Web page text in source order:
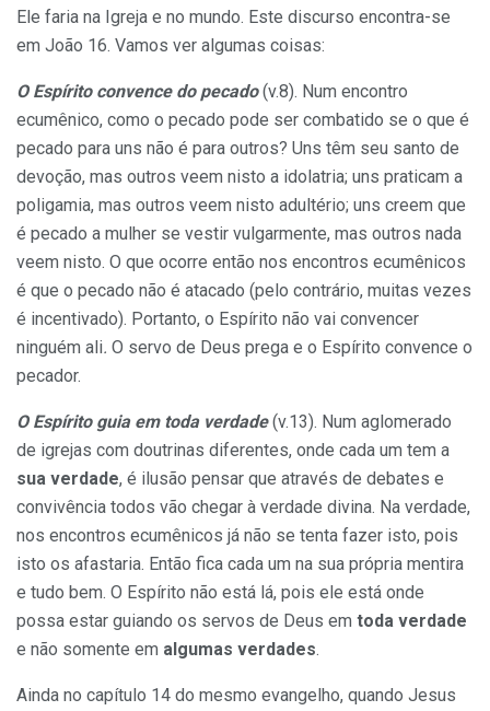
Ele faria na Igreja e no mundo. Este discurso encontra-se
em João 16. Vamos ver algumas coisas:
O Espírito convence do pecado(v.8). Num encontro
ecumênico, como o pecado pode ser combatido se o que é
pecado para uns não é para outros? Uns têm seu santo de
devoção, mas outros veem nisto a idolatria; uns praticam a
poligamia, mas outros veem nisto adultério; uns creem que
é pecado a mulher se vestir vulgarmente, mas outros nada
veem nisto. O que ocorre então nos encontros ecumênicos
é que o pecado não é atacado (pelo contrário, muitas vezes
é incentivado). Portanto, o Espírito não vai convencer
ninguém ali. O servo de Deus prega e o Espírito convence o
pecador.
O Espírito guia em toda verdade(v.13). Num aglomerado
de igrejas com doutrinas diferentes, onde cada um tem a
sua verdade, é ilusão pensar que através de debates e
convivência todos vão chegar à verdade divina. Na verdade,
nos encontros ecumênicos já não se tenta fazer isto, pois
isto os afastaria. Então fica cada um na sua própria mentira
e tudo bem. O Espírito não está lá, pois ele está onde
possa estar guiando os servos de Deus em toda verdade
e não somente em algumas verdades.
Ainda no capítulo 14 do mesmo evangelho, quando Jesus